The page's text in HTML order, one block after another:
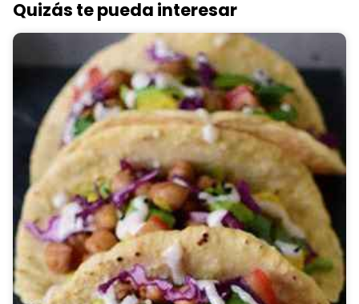
Quizás te pueda interesar